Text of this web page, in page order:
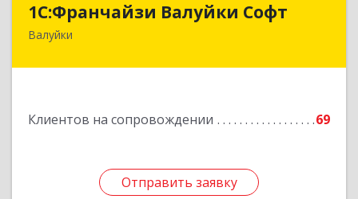
1С:Франчайзи Валуйки Софт
Валуйки
Клиентов на сопровождении 69
Отправить заявку
309996, Белгородская обл, Валуйки г, Горького,
Отправить заявку